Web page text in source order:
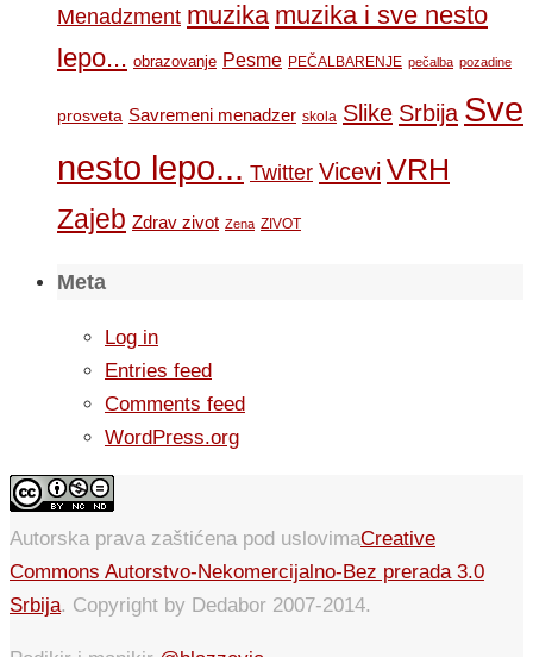
Menadzment muzika muzika i sve nesto
lepo... obrazovanje Pesme PEČALBARENJE pečalba pozadine
prosveta Savremeni menadzer skola Slike Srbija Sve
nesto lepo... Twitter Vicevi VRH
Zajeb Zdrav zivot Zena ZIVOT
Meta
Log in
Entries feed
Comments feed
WordPress.org
Autorska prava zaštićena pod uslovimaCreative
Commons Autorstvo-Nekomercijalno-Bez prerada 3.0
Srbija. Copyright by Dedabor 2007-2014.